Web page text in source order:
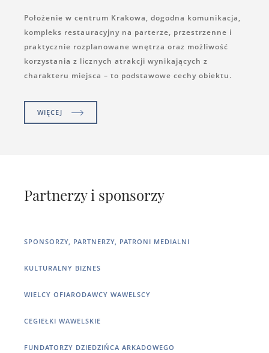
Położenie w centrum Krakowa, dogodna komunikacja,
kompleks restauracyjny na parterze, przestrzenne i
praktycznie rozplanowane wnętrza oraz możliwość
korzystania z licznych atrakcji wynikających z
charakteru miejsca – to podstawowe cechy obiektu.
WIĘCEJ
Partnerzy i sponsorzy
SPONSORZY, PARTNERZY, PATRONI MEDIALNI
KULTURALNY BIZNES
WIELCY OFIARODAWCY WAWELSCY
CEGIEŁKI WAWELSKIE
FUNDATORZY DZIEDZIŃCA ARKADOWEGO